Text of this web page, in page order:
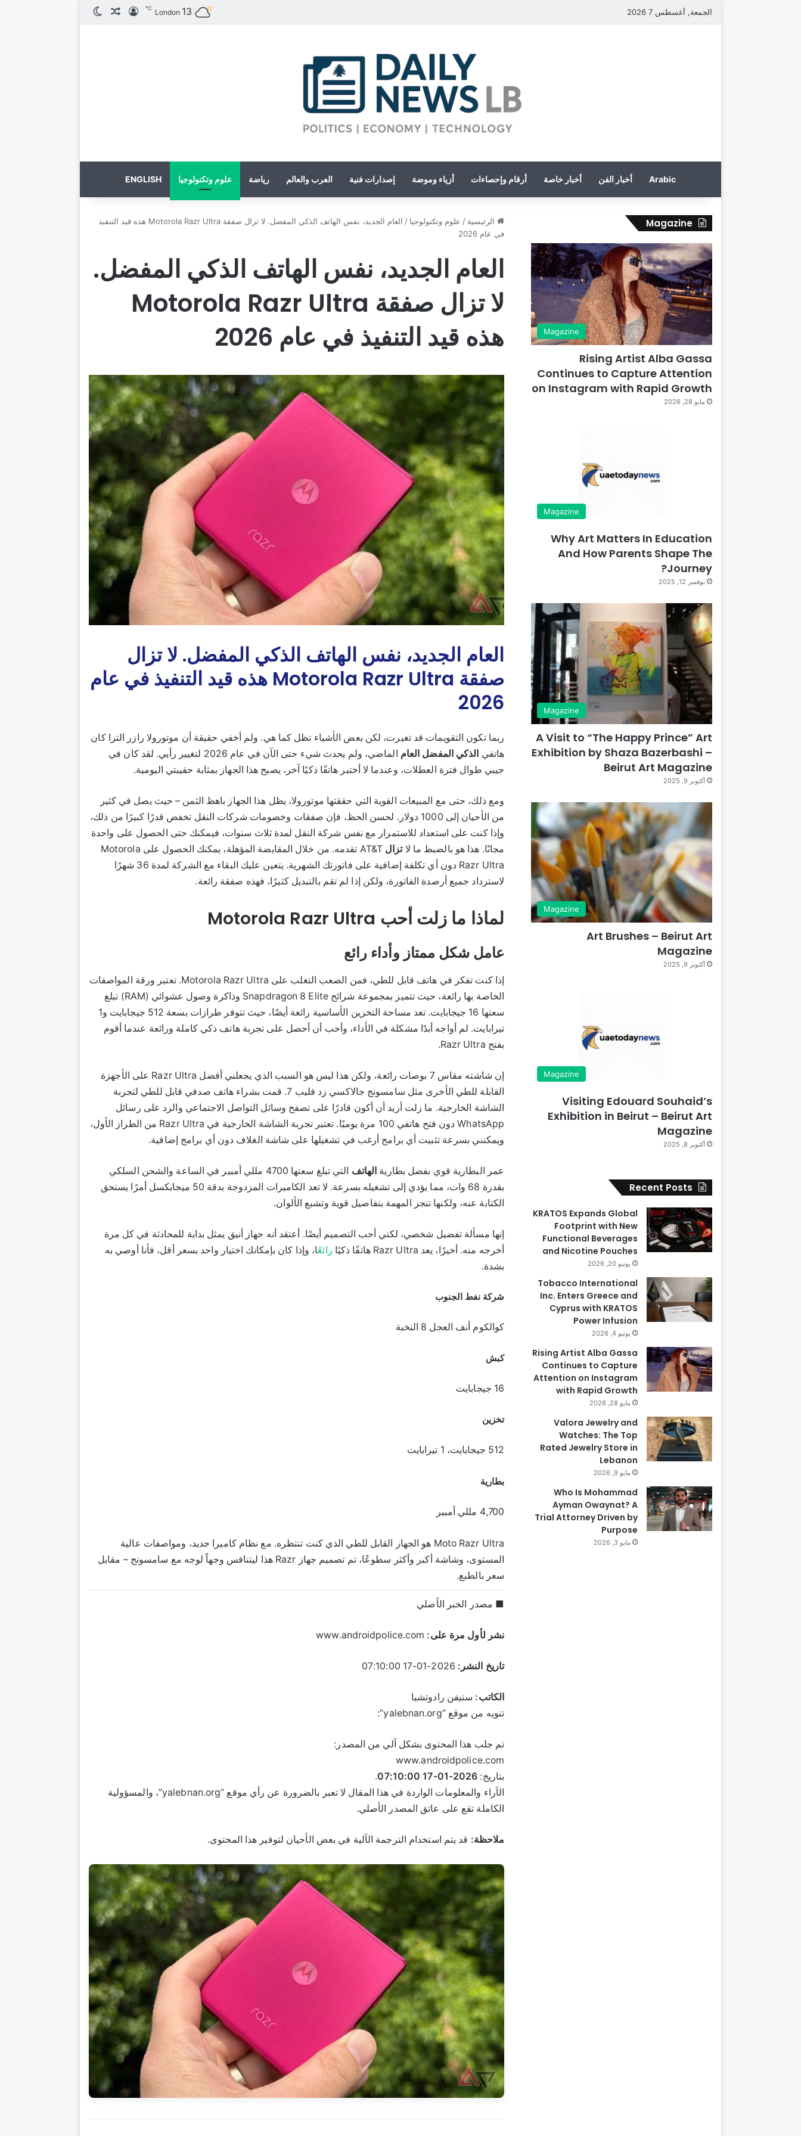
الجمعة, أغسطس 7 2026 London 13
℃ تسجيل الدخول
مقال عشوائي
Arabic أخبار الفن أخبار خاصة أرقام وإحصاءات أزياء وموضة إصدارات فنية العرب والعالم رياضة علوم وتكنولوجيا ENGLISH
الرئيسية / علوم وتكنولوجيا /
العام الجديد، نفس الهاتف الذكي المفضل. لا تزال صفقة Motorola Razr Ultra هذه قيد التنفيذ
في عام 2026
العام الجديد، نفس الهاتف الذكي المفضل.
لا تزال صفقة Motorola Razr Ultra
هذه قيد التنفيذ في عام 2026
العام الجديد، نفس الهاتف الذكي المفضل. لا تزال
صفقة Motorola Razr Ultra هذه قيد التنفيذ في عام
2026
ربما تكون التقويمات قد تغيرت، لكن بعض الأشياء تظل كما هي. ولم أخفي حقيقة أن موتورولا رازر الترا كان
هاتفي الذكي المفضل العام
الماضي، ولم يحدث شيء حتى الآن في عام 2026 لتغيير رأيي. لقد كان في
جيبي طوال فترة العطلات، وعندما لا أختبر هاتفًا ذكيًا آخر، يصبح هذا الجهاز بمثابة حقيبتي اليومية.
ومع ذلك، حتى مع المبيعات القوية التي حققتها موتورولا، يظل هذا الجهاز باهظ الثمن – حيث يصل في كثير
من الأحيان إلى 1000 دولار. لحسن الحظ، فإن صفقات وخصومات شركات النقل تخفض قدرًا كبيرًا من ذلك،
وإذا كنت على استعداد للاستمرار مع نفس شركة النقل لمدة ثلاث سنوات، فيمكنك حتى الحصول على واحدة
مجانًا. هذا هو بالضبط ما لاتزال
AT&T تقدمه. من خلال المقايضة المؤهلة، يمكنك الحصول على Motorola
Razr Ultra دون أي تكلفة إضافية على فاتورتك الشهرية. يتعين عليك البقاء مع الشركة لمدة 36 شهرًا
لاسترداد جميع أرصدة الفاتورة، ولكن إذا لم تقم بالتبديل كثيرًا، فهذه صفقة رائعة.
لماذا ما زلت أحب Motorola Razr Ultra
عامل شكل ممتاز وأداء رائع
إذا كنت تفكر في هاتف قابل للطي، فمن الصعب التغلب على Motorola Razr Ultra. تعتبر ورقة المواصفات
الخاصة بها رائعة، حيث تتميز بمجموعة شرائح Snapdragon 8 Elite وذاكرة وصول عشوائي (RAM) تبلغ
سعتها 16 جيجابايت. تعد مساحة التخزين الأساسية رائعة أيضًا، حيث تتوفر طرازات بسعة 512 جيجابايت و1
تيرابايت. لم أواجه أبدًا مشكلة في الأداء، وأحب أن أحصل على تجربة هاتف ذكي كاملة ورائعة عندما أقوم
بفتح Razr Ultra.
إن شاشته مقاس 7 بوصات رائعة، ولكن هذا ليس هو السبب الذي يجعلني أفضل Razr Ultra على الأجهزة
القابلة للطي الأخرى مثل سامسونج جالاكسي زد فليب 7
. قمت بشراء هاتف صدفي قابل للطي لتجربة
الشاشة الخارجية. ما زلت أريد أن أكون قادرًا على تصفح وسائل التواصل الاجتماعي والرد على رسائل
WhatsApp دون فتح هاتفي 100 مرة يوميًا. تعتبر تجربة الشاشة الخارجية في Razr Ultra من الطراز الأول،
ويمكنني بسرعة تثبيت أي برامج أرغب في تشغيلها على شاشة الغلاف دون أي برامج إضافية.
عمر البطارية قوي بفضل بطارية الهاتف
التي تبلغ سعتها 4700 مللي أمبير في الساعة والشحن السلكي
بقدرة 68 وات، مما يؤدي إلى تشغيله بسرعة. لا تعد الكاميرات المزدوجة بدقة 50 ميجابكسل أمرًا يستحق
الكتابة عنه، ولكنها تنجز المهمة بتفاصيل قوية وتشبع الألوان.
إنها مسألة تفضيل شخصي، لكني أحب التصميم أيضًا. أعتقد أنه جهاز أنيق يمثل بداية للمحادثة في كل مرة
أخرجه منه. أخيرًا، يعد Razr Ultra هاتفًا ذكيًا
رائعًا، وإذا كان بإمكانك اختيار واحد بسعر أقل، فأنا أوصي به
بشدة.
شركة نفط الجنوب
كوالكوم أنف العجل 8 النخبة
كبش
16 جيجابايت
تخزين
512 جيجابايت، 1 تيرابايت
بطارية
4,700 مللي أمبير
Moto Razr Ultra هو الجهاز القابل للطي الذي كنت تنتظره. مع نظام كاميرا جديد، ومواصفات عالية
المستوى، وشاشة أكبر وأكثر سطوعًا، تم تصميم جهاز Razr هذا ليتنافس وجهاً لوجه مع سامسونج – مقابل
سعر بالطبع.
■ مصدر الخبر الأصلي
نشر لأول مرة على: www.androidpolice.com
تاريخ النشر: 2026-01-17 07:10:00
الكاتب: ستيفن رادوتشيا
تنويه من موقع “yalebnan.org”:
تم جلب هذا المحتوى بشكل آلي من المصدر:
www.androidpolice.com
بتاريخ: 2026-01-17 07:10:00
.
الآراء والمعلومات الواردة في هذا المقال لا تعبر بالضرورة عن رأي موقع “yalebnan.org”، والمسؤولية
الكاملة تقع على عاتق المصدر الأصلي.
ملاحظة: قد يتم استخدام الترجمة الآلية في بعض الأحيان لتوفير هذا المحتوى.
Magazine
Magazine
Rising Artist Alba Gassa
Continues to Capture Attention
on Instagram with Rapid Growth
مايو 28, 2026
Magazine
Why Art Matters In Education
And How Parents Shape The
Journey?
نوفمبر 12, 2025
Magazine
A Visit to “The Happy Prince” Art
Exhibition by Shaza Bazerbashi –
Beirut Art Magazine
أكتوبر 9, 2025
Magazine
Art Brushes – Beirut Art
Magazine
أكتوبر 9, 2025
Magazine
Visiting Edouard Souhaid’s
Exhibition in Beirut – Beirut Art
Magazine
أكتوبر 8, 2025
Recent Posts
KRATOS Expands Global
Footprint with New
Functional Beverages
and Nicotine Pouches
يونيو 20, 2026
Tobacco International
Inc. Enters Greece and
Cyprus with KRATOS
Power Infusion
يونيو 4, 2026
Rising Artist Alba Gassa
Continues to Capture
Attention on Instagram
with Rapid Growth
مايو 28, 2026
Valora Jewelry and
Watches: The Top
Rated Jewelry Store in
Lebanon
مايو 9, 2026
Who Is Mohammad
Ayman Owaynat? A
Trial Attorney Driven by
Purpose
مايو 3, 2026